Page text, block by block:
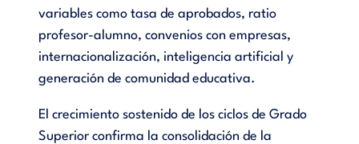
variables como tasa de aprobados, ratio
profesor-alumno, convenios con empresas,
internacionalización, inteligencia artificial y
generación de comunidad educativa.
El crecimiento sostenido de los ciclos de Grado
Superior confirma la consolidación de la